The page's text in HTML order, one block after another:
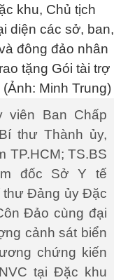
viên Ban Chấp
thư Thành ủy,
TP.HCM; TS.BS
đốc Sở Y tế
thư Đảng ủy Đặc
Đảo cùng đại
cảnh sát biển
chứng kiến
tại Đặc khu